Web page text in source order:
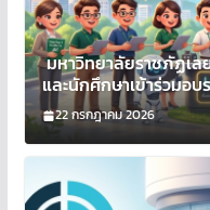
มหาวิทยาลัยราชภัฏเล
และนักศึกษาเข้าร่วมอบ
22 กรกฎาคม 2026